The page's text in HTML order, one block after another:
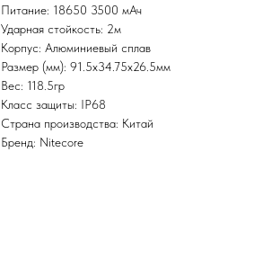
Питание: 18650 3500 мАч
Ударная стойкость: 2м
Корпус: Алюминиевый сплав
Размер (мм): 91.5x34.75x26.5мм
Вес: 118.5гр
Класс защиты: IP68
Страна производства: Китай
Бренд: Nitecore